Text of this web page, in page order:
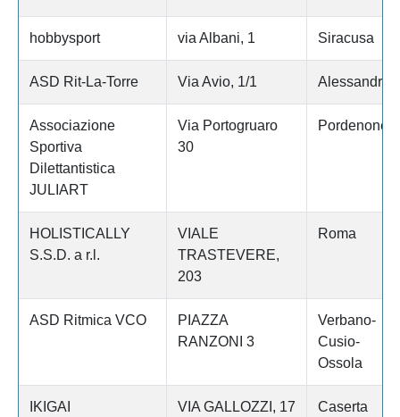
hobbysport via Albani, 1 Siracusa
ASD Rit-La-Torre Via Avio, 1/1 Alessandria
Associazione
Sportiva
Dilettantistica
JULIART
Via Portogruaro
30
Pordenone
HOLISTICALLY
S.S.D. a r.l.
VIALE
TRASTEVERE,
203
Roma
ASD Ritmica VCO
PIAZZA
RANZONI 3
Verbano-
Cusio-
Ossola
IKIGAI
VIA GALLOZZI, 17 Caserta